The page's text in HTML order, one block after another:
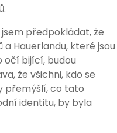
předpokládat, že
a Hauerlandu, které jsou
bijící, budou
že všichni, kdo se
přemýšlí, co tato
identitu, by byla